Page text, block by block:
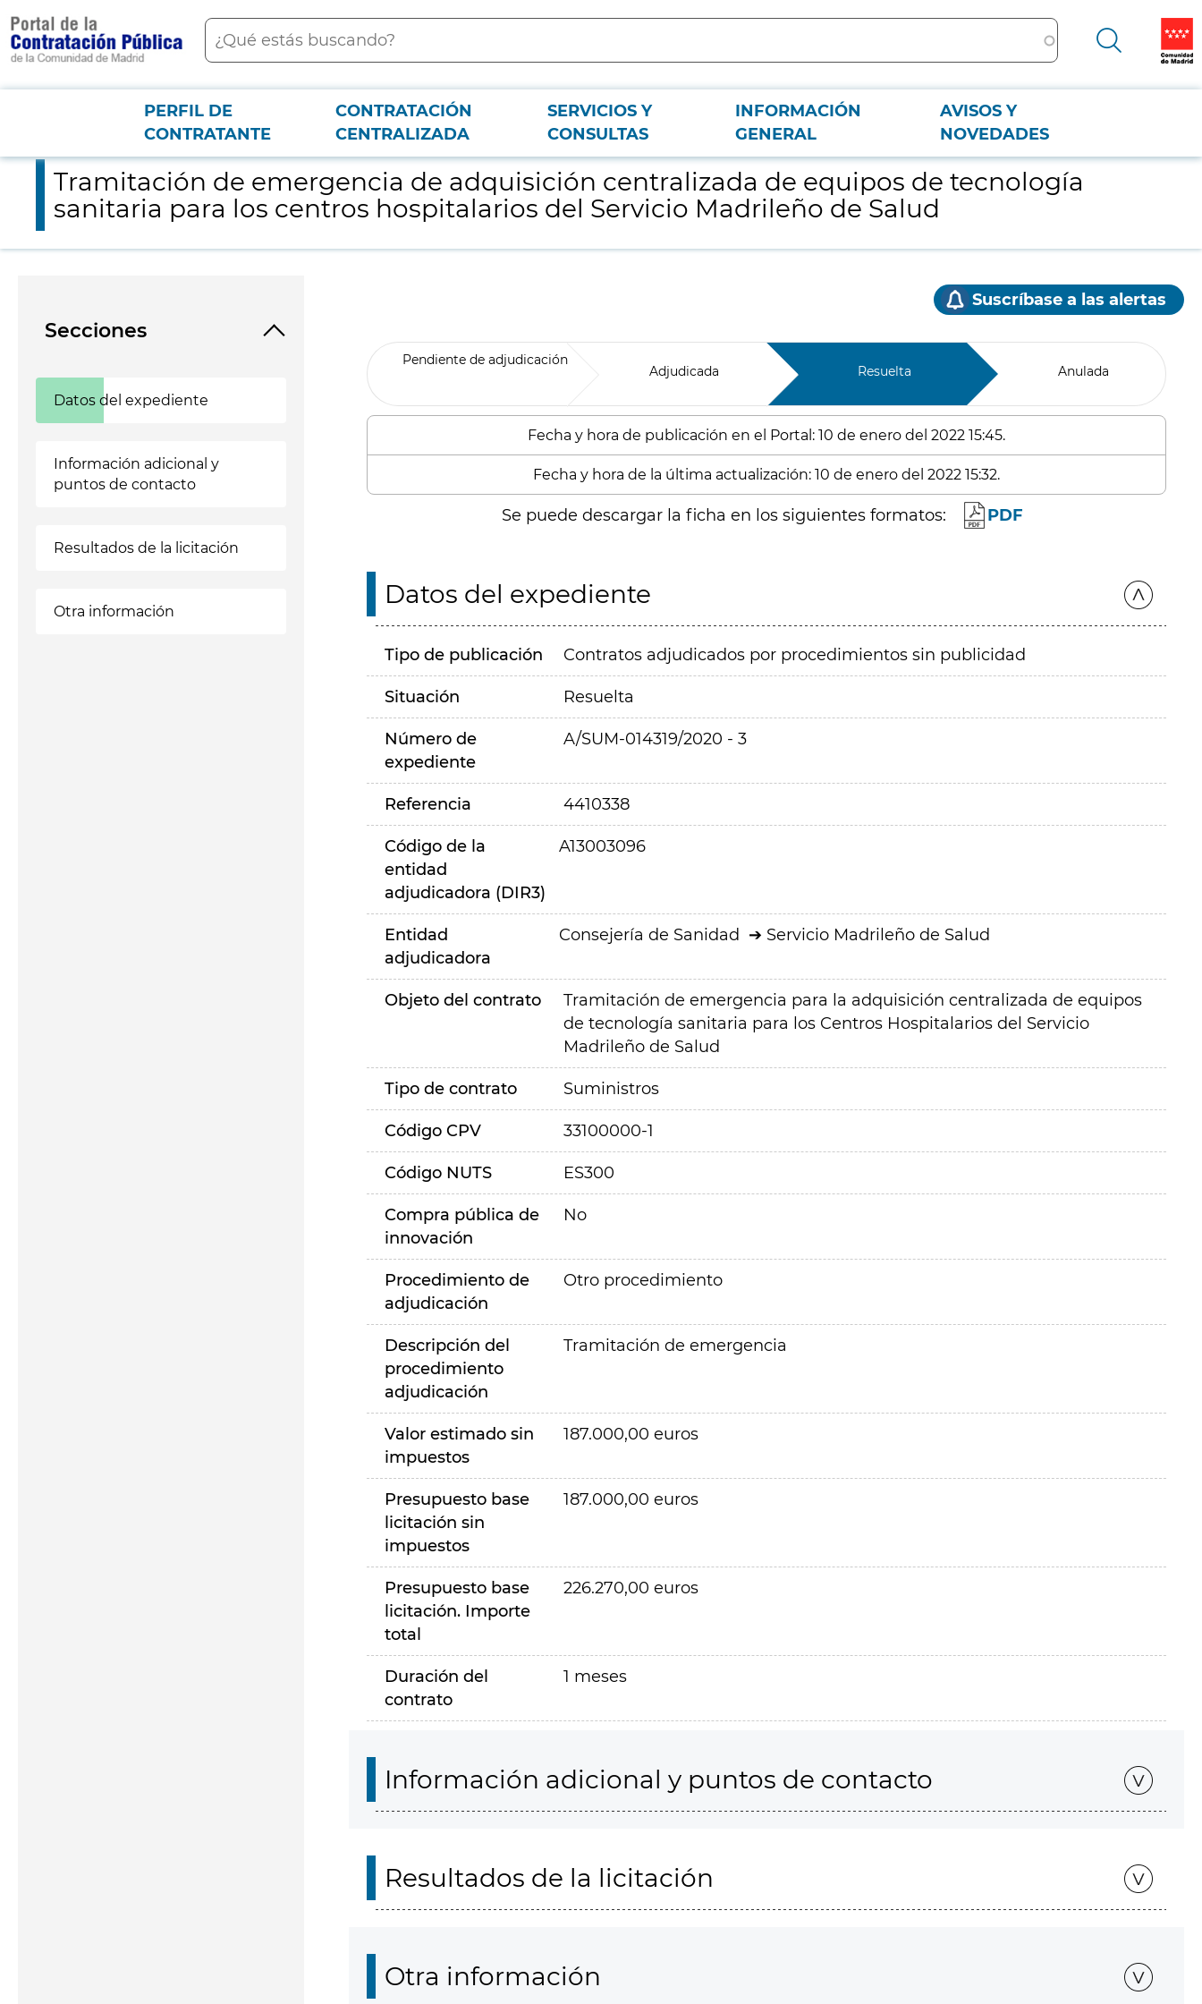
contenido
principal
Buscar
Menú PCON
PERFIL DE
CONTRATANTE
CONTRATACIÓN
CENTRALIZADA
SERVICIOS Y
CONSULTAS
INFORMACIÓN
GENERAL
AVISOS Y
NOVEDADES
Tramitación de emergencia de adquisición centralizada de equipos de tecnología sanitaria para los centros hospitalarios del Servicio Madrileño de Salud
Tramitación de emergencia de adquisición centralizada de equipos de tecnología
sanitaria para los centros hospitalarios del Servicio Madrileño de Salud
Secciones
Datos del expediente
Información adicional y
puntos de contacto
Resultados de la licitación
Otra información
Suscríbase a las alertas
Pendiente de adjudicación
Adjudicada Resuelta Anulada
Fecha y hora de publicación en el Portal: 10 de enero del 2022 15:45.
Fecha y hora de la última actualización: 10 de enero del 2022 15:32.
Se puede descargar la ficha en los siguientes formatos: PDF
Datos del expediente
Tipo de publicación Contratos adjudicados por procedimientos sin publicidad
Situación Resuelta
Número de
expediente
A/SUM-014319/2020 - 3
Referencia 4410338
Código de la
entidad
adjudicadora (DIR3)
A13003096
Entidad
adjudicadora
Consejería de Sanidad Servicio Madrileño de Salud
Objeto del contrato
Tramitación de emergencia para la adquisición centralizada de equipos
de tecnología sanitaria para los Centros Hospitalarios del Servicio
Madrileño de Salud
Tipo de contrato Suministros
Código CPV 33100000-1
Código NUTS ES300
Compra pública de
innovación
No
Procedimiento de
adjudicación
Otro procedimiento
Descripción del
procedimiento
adjudicación
Tramitación de emergencia
Valor estimado sin
impuestos
187.000,00 euros
Presupuesto base
licitación sin
impuestos
187.000,00 euros
Presupuesto base
licitación. Importe
total
226.270,00 euros
Duración del
contrato
1 meses
Información adicional y puntos de contacto
Resultados de la licitación
Otra información